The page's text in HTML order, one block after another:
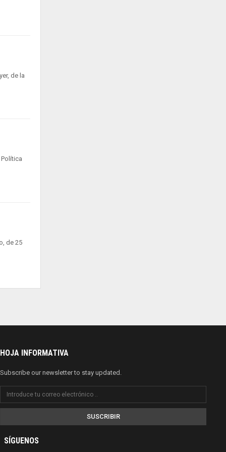
de la
de 25
HOJA INFORMATIVA
Subscribe our newsletter to stay updated.
SUSCRIBIR
SÍGUENOS